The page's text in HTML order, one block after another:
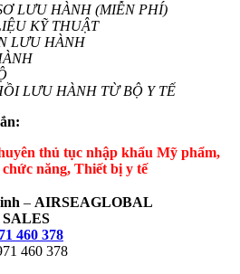
LƯU HÀNH (MIỄN PHÍ)
KỸ THUẬT
LƯU HÀNH
LƯU HÀNH TỪ BỘ Y TẾ
thủ tục nhập khẩu Mỹ phẩm,
năng, Thiết bị y tế
– AIRSEAGLOBAL
SALES
460 378
460 378